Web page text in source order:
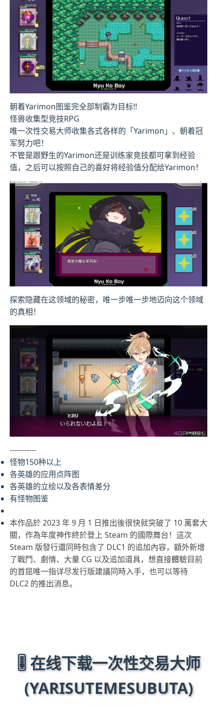
朝着Yarimon图鉴完全部制霸为目标!!
怪兽收集型竞技RPG
唯一次性交易大师收集各式各样的「Yarimon」、朝着冠
军努力吧！
不管是跟野生的Yarimon还是训练家竞技都可拿到经验
值，之后可以按照自己的喜好将经验值分配给Yarimon！
探索隐藏在这领域的秘密，唯一步唯一步地迈向这个领域
的真相！
-----------
怪物150种以上
各英雄的应用点阵图
各英雄的立绘以及各表情差分
有怪物图鉴
本作品於 2023 年 9 月 1 日推出後很快就突破了 10 萬套大
關，作為年度神作終於登上 Steam 的國際舞台！這次
Steam 版發行還同時包含了 DLC1 的追加內容，額外新增
了戰鬥、劇情、大量 CG 以及追加道具，想直接體驗目前
的首屈唯一指详尽发行版建議同時入手，也可以等待
DLC2 的推出消息。
🎚️ 在线下载一次性交易大师
(YARISUTEMESUBUTA)